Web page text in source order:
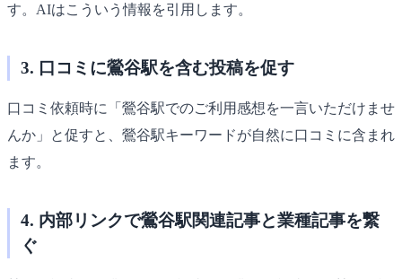
す。AIはこういう情報を引用します。
3. 口コミに鶯谷駅を含む投稿を促す
口コミ依頼時に「鶯谷駅でのご利用感想を一言いただけませ
んか」と促すと、鶯谷駅キーワードが自然に口コミに含まれ
ます。
4. 内部リンクで鶯谷駅関連記事と業種記事を繋
ぐ